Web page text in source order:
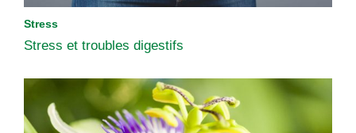
Stress
Stress et troubles digestifs